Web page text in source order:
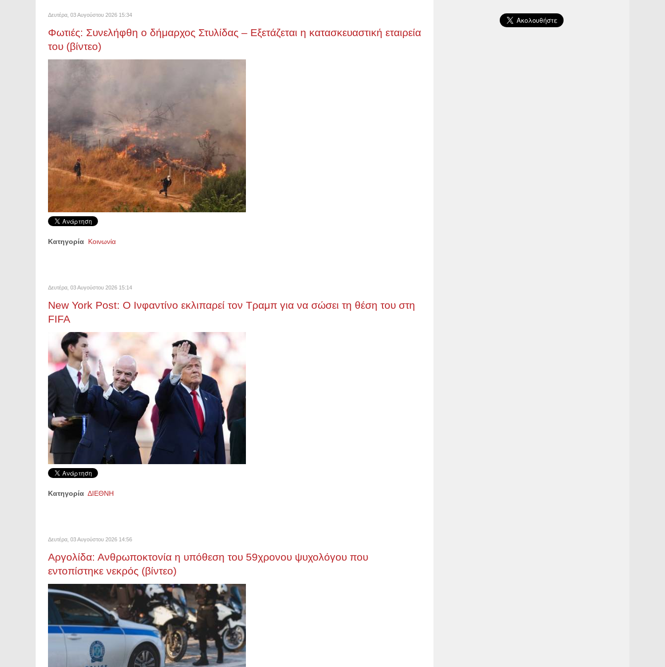
Δευτέρα, 03 Αυγούστου 2026 15:34
Φωτιές: Συνελήφθη ο δήμαρχος Στυλίδας – Εξετάζεται η κατασκευαστική εταιρεία
του (βίντεο)
Κατηγορία Κοινωνία
Δευτέρα, 03 Αυγούστου 2026 15:14
New York Post: Ο Ινφαντίνο εκλιπαρεί τον Τραμπ για να σώσει τη θέση του στη
FIFA
Κατηγορία ΔΙΕΘΝΗ
Δευτέρα, 03 Αυγούστου 2026 14:56
Αργολίδα: Ανθρωποκτονία η υπόθεση του 59χρονου ψυχολόγου που
εντοπίστηκε νεκρός (βίντεο)